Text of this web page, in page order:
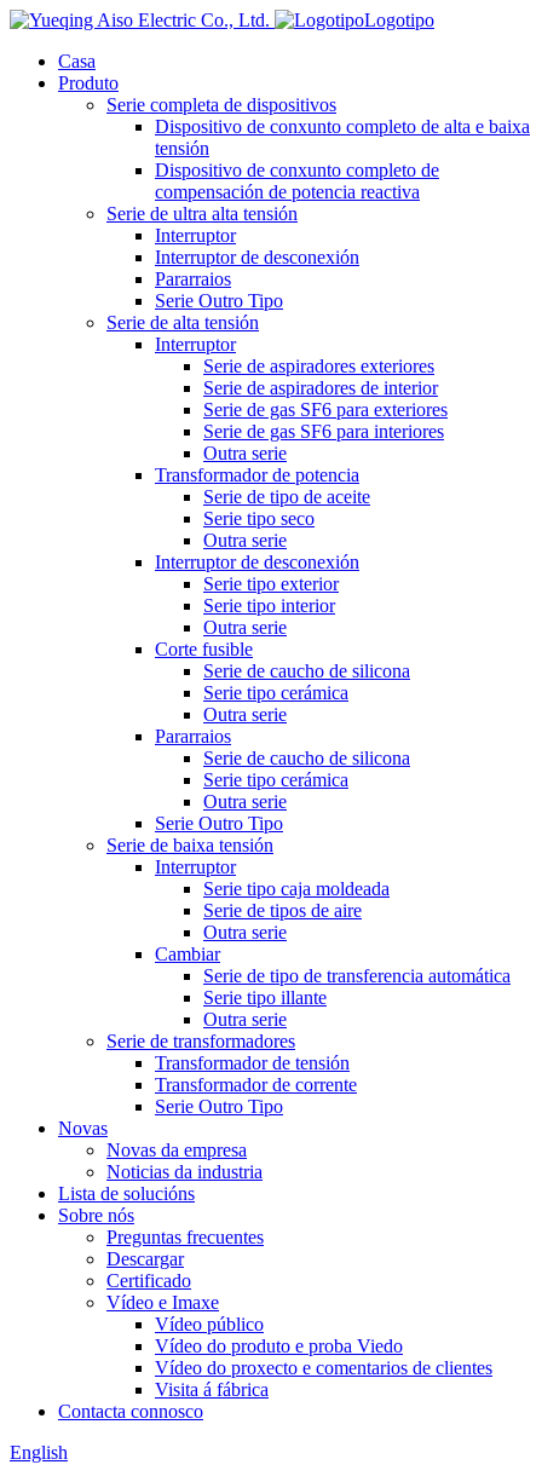
Logotipo
Casa
Produto
Serie completa de dispositivos
Dispositivo de conxunto completo de alta e baixa
tensión
Dispositivo de conxunto completo de
compensación de potencia reactiva
Serie de ultra alta tensión
Interruptor
Interruptor de desconexión
Pararraios
Serie Outro Tipo
Serie de alta tensión
Interruptor
Serie de aspiradores exteriores
Serie de aspiradores de interior
Serie de gas SF6 para exteriores
Serie de gas SF6 para interiores
Outra serie
Transformador de potencia
Serie de tipo de aceite
Serie tipo seco
Outra serie
Interruptor de desconexión
Serie tipo exterior
Serie tipo interior
Outra serie
Corte fusible
Serie de caucho de silicona
Serie tipo cerámica
Outra serie
Pararraios
Serie de caucho de silicona
Serie tipo cerámica
Outra serie
Serie Outro Tipo
Serie de baixa tensión
Interruptor
Serie tipo caja moldeada
Serie de tipos de aire
Outra serie
Cambiar
Serie de tipo de transferencia automática
Serie tipo illante
Outra serie
Serie de transformadores
Transformador de tensión
Transformador de corrente
Serie Outro Tipo
Novas
Novas da empresa
Noticias da industria
Lista de solucións
Sobre nós
Preguntas frecuentes
Descargar
Certificado
Vídeo e Imaxe
Vídeo público
Vídeo do produto e proba Viedo
Vídeo do proxecto e comentarios de clientes
Visita á fábrica
Contacta connosco
English